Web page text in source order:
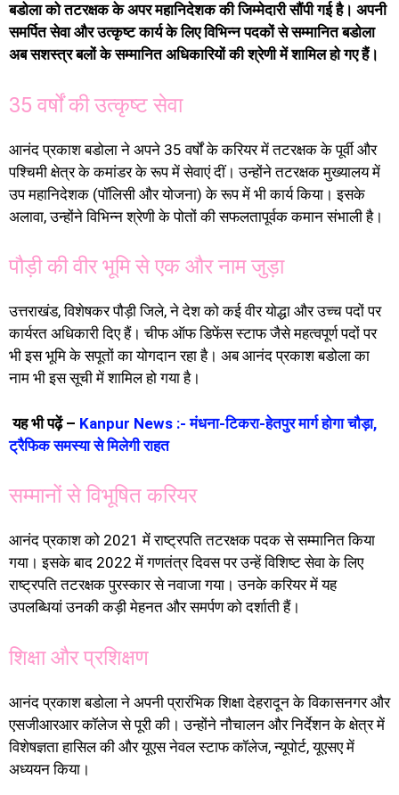
बडोला को तटरक्षक के अपर महानिदेशक की जिम्मेदारी सौंपी गई है। अपनी
समर्पित सेवा और उत्कृष्ट कार्य के लिए विभिन्न पदकों से सम्मानित बडोला
अब सशस्त्र बलों के सम्मानित अधिकारियों की श्रेणी में शामिल हो गए हैं।
35 वर्षों की उत्कृष्ट सेवा
आनंद प्रकाश बडोला ने अपने 35 वर्षों के करियर में तटरक्षक के पूर्वी और
पश्चिमी क्षेत्र के कमांडर के रूप में सेवाएं दीं। उन्होंने तटरक्षक मुख्यालय में
उप महानिदेशक (पॉलिसी और योजना) के रूप में भी कार्य किया। इसके
अलावा, उन्होंने विभिन्न श्रेणी के पोतों की सफलतापूर्वक कमान संभाली है।
पौड़ी की वीर भूमि से एक और नाम जुड़ा
उत्तराखंड, विशेषकर पौड़ी जिले, ने देश को कई वीर योद्धा और उच्च पदों पर
कार्यरत अधिकारी दिए हैं। चीफ ऑफ डिफेंस स्टाफ जैसे महत्वपूर्ण पदों पर
भी इस भूमि के सपूतों का योगदान रहा है। अब आनंद प्रकाश बडोला का
नाम भी इस सूची में शामिल हो गया है।
यह भी पढ़ें – Kanpur News :- मंधना-टिकरा-हेतपुर मार्ग होगा चौड़ा,
ट्रैफिक समस्या से मिलेगी राहत
सम्मानों से विभूषित करियर
आनंद प्रकाश को 2021 में राष्ट्रपति तटरक्षक पदक से सम्मानित किया
गया। इसके बाद 2022 में गणतंत्र दिवस पर उन्हें विशिष्ट सेवा के लिए
राष्ट्रपति तटरक्षक पुरस्कार से नवाजा गया। उनके करियर में यह
उपलब्धियां उनकी कड़ी मेहनत और समर्पण को दर्शाती हैं।
शिक्षा और प्रशिक्षण
आनंद प्रकाश बडोला ने अपनी प्रारंभिक शिक्षा देहरादून के विकासनगर और
एसजीआरआर कॉलेज से पूरी की। उन्होंने नौचालन और निर्देशन के क्षेत्र में
विशेषज्ञता हासिल की और यूएस नेवल स्टाफ कॉलेज, न्यूपोर्ट, यूएसए में
अध्ययन किया।